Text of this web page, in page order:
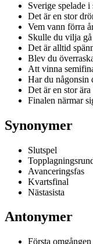
Sverige spelade
Det är en stor
Vem vann förra
Skulle du vilja
Det är alltid
Blev du
Att vinna
Har du någonsin
Det är en stor
Finalen närmar
Synonymer
Slutspel
Avanceringsfas
Kvartsfinal
Nästasista
Antonymer
Första omgången